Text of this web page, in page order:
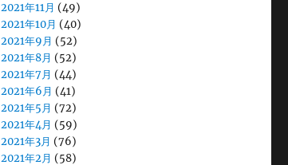
2021年11月 (49)
2021年10月 (40)
2021年9月 (52)
2021年8月 (52)
2021年7月 (44)
2021年6月 (41)
2021年5月 (72)
2021年4月 (59)
2021年3月 (76)
2021年2月 (58)